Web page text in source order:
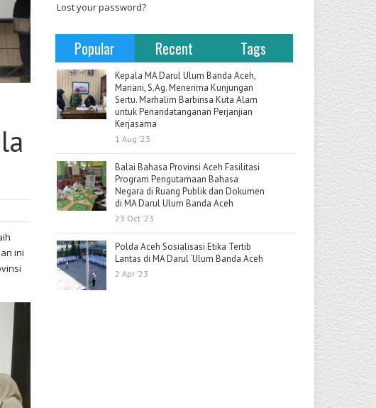
ini
Lost your password?
Popular Recent Tags
Kepala MA Darul Ulum Banda Aceh,
Mariani, S.Ag. Menerima Kunjungan
Sertu. Marhalim Barbinsa Kuta Alam
untuk Penandatanganan Perjanjian
Kerjasama
1 Aug '23
Balai Bahasa Provinsi Aceh Fasilitasi
Program Pengutamaan Bahasa
Negara di Ruang Publik dan Dokumen
di MA Darul Ulum Banda Aceh
23 Oct '23
Polda Aceh Sosialisasi Etika Tertib
Lantas di MA Darul ‘Ulum Banda Aceh
2 Apr '23